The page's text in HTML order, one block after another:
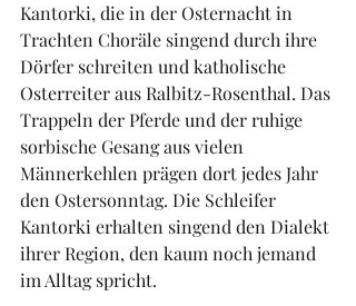
Kantorki, die in der Osternacht in
Trachten Choräle singend durch ihre
Dörfer schreiten und katholische
Osterreiter aus Ralbitz-Rosenthal. Das
Trappeln der Pferde und der ruhige
sorbische Gesang aus vielen
Männerkehlen prägen dort jedes Jahr
den Ostersonntag. Die Schleifer
Kantorki erhalten singend den Dialekt
ihrer Region, den kaum noch jemand
im Alltag spricht.